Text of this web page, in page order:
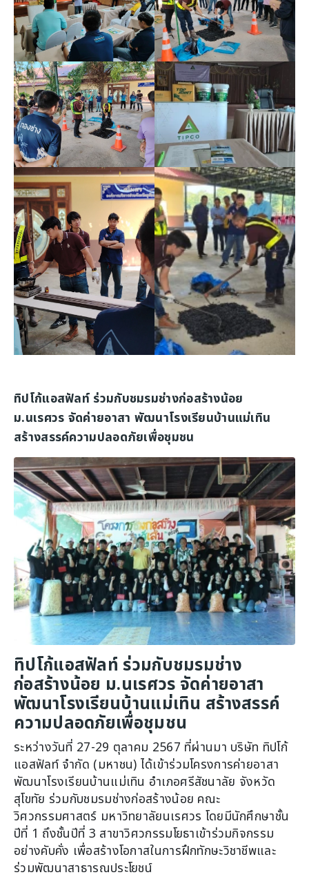
ทิปโก้แอสฟัลท์ ร่วมกับชมรมช่างก่อสร้างน้อย
ม.นเรศวร จัดค่ายอาสา พัฒนาโรงเรียนบ้านแม่เทิน
สร้างสรรค์ความปลอดภัยเพื่อชุมชน
ทิปโก้แอสฟัลท์ ร่วมกับชมรมช่าง
ก่อสร้างน้อย ม.นเรศวร จัดค่ายอาสา
พัฒนาโรงเรียนบ้านแม่เทิน สร้างสรรค์
ความปลอดภัยเพื่อชุมชน
ระหว่างวันที่ 27-29 ตุลาคม 2567 ที่ผ่านมา บริษัท ทิปโก้
แอสฟัลท์ จำกัด (มหาชน) ได้เข้าร่วมโครงการค่ายอาสา
พัฒนาโรงเรียนบ้านแม่เทิน อำเภอศรีสัชนาลัย จังหวัด
สุโขทัย ร่วมกับชมรมช่างก่อสร้างน้อย คณะ
วิศวกรรมศาสตร์ มหาวิทยาลัยนเรศวร โดยมีนักศึกษาชั้น
ปีที่ 1 ถึงชั้นปีที่ 3 สาขาวิศวกรรมโยธาเข้าร่วมกิจกรรม
อย่างคับคั่ง เพื่อสร้างโอกาสในการฝึกทักษะวิชาชีพและ
ร่วมพัฒนาสาธารณประโยชน์